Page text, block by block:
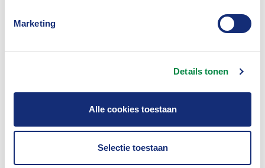
Marketing
Details tonen
Alle cookies toestaan
Selectie toestaan
de verzekeringsarts -binnen de bestaande
wettelijke kaders- kan versnellen.
Bij een beoordeling wordt gekeken of iemand nog
werken, kan een goed voorbereid dossier efficiënter